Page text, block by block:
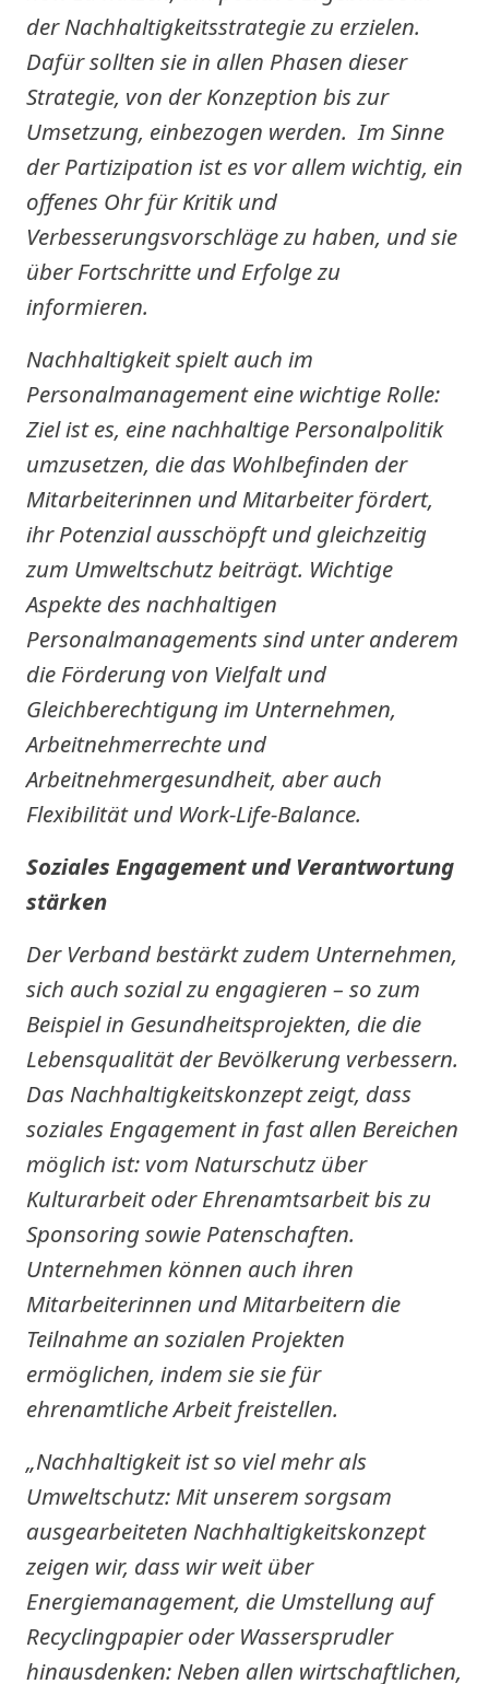
der Nachhaltigkeitsstrategie zu erzielen.
Dafür sollten sie in allen Phasen dieser
Strategie, von der Konzeption bis zur
Umsetzung, einbezogen werden. Im Sinne
der Partizipation ist es vor allem wichtig, ein
offenes Ohr für Kritik und
Verbesserungsvorschläge zu haben, und sie
über Fortschritte und Erfolge zu
informieren.
Nachhaltigkeit spielt auch im
Personalmanagement eine wichtige Rolle:
Ziel ist es, eine nachhaltige Personalpolitik
umzusetzen, die das Wohlbefinden der
Mitarbeiterinnen und Mitarbeiter fördert,
ihr Potenzial ausschöpft und gleichzeitig
zum Umweltschutz beiträgt. Wichtige
Aspekte des nachhaltigen
Personalmanagements sind unter anderem
die Förderung von Vielfalt und
Gleichberechtigung im Unternehmen,
Arbeitnehmerrechte und
Arbeitnehmergesundheit, aber auch
Flexibilität und Work-Life-Balance.
Soziales Engagement und Verantwortung
stärken
Der Verband bestärkt zudem Unternehmen,
sich auch sozial zu engagieren – so zum
Beispiel in Gesundheitsprojekten, die die
Lebensqualität der Bevölkerung verbessern.
Das Nachhaltigkeitskonzept zeigt, dass
soziales Engagement in fast allen Bereichen
möglich ist: vom Naturschutz über
Kulturarbeit oder Ehrenamtsarbeit bis zu
Sponsoring sowie Patenschaften.
Unternehmen können auch ihren
Mitarbeiterinnen und Mitarbeitern die
Teilnahme an sozialen Projekten
ermöglichen, indem sie sie für
ehrenamtliche Arbeit freistellen.
„Nachhaltigkeit ist so viel mehr als
Umweltschutz: Mit unserem sorgsam
ausgearbeiteten Nachhaltigkeitskonzept
zeigen wir, dass wir weit über
Energiemanagement, die Umstellung auf
Recyclingpapier oder Wassersprudler
hinausdenken: Neben allen wirtschaftlichen,